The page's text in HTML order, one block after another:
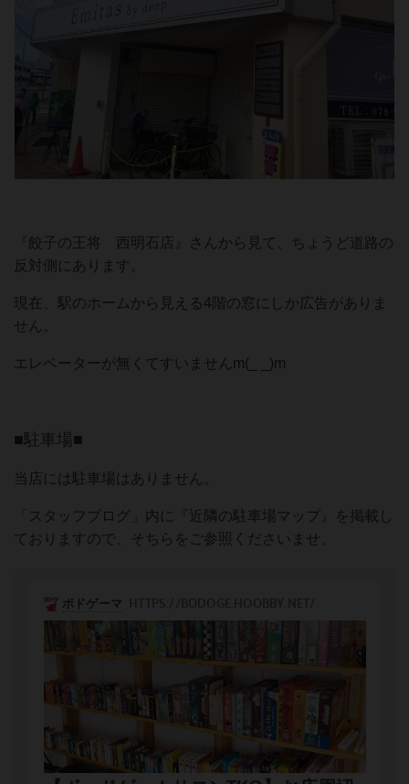
『餃子の王将 西明石店』さんから見て、ちょうど道路の
反対側にあります。
現在、駅のホームから見える4階の窓にしか広告がありま
せん。
エレベーターが無くてすいませんm(_ _)m
■駐車場■
当店には駐車場はありません。
「スタッフブログ」内に『近隣の駐車場マップ』を掲載し
ておりますので、そちらをご参照くださいませ。